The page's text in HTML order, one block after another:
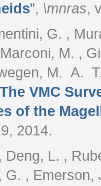
”, \mnras,
G. ,
M. ,
M. A.
The VMC
of the
2014.
Deng, L. ,
, Emerson,